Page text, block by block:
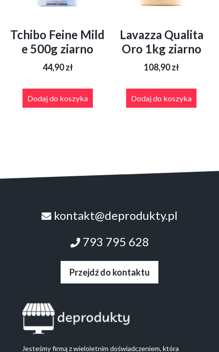
Tchibo Feine Mild
e 500g ziarno
44,90zł
Dodaj do koszyka
Lavazza Qualita
Oro 1kg ziarno
108,90zł
Dodaj do koszyka
kontakt@deprodukty.pl
793 795 628
Przejdź do kontaktu
Jesteśmy firmą z wieloletnim doświadczeniem, która